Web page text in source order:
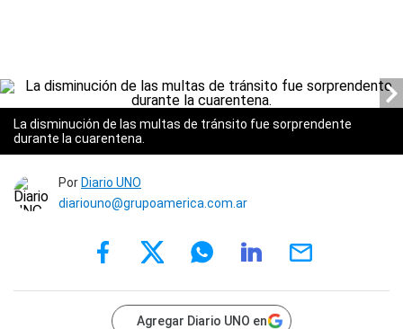
La disminución de las multas de tránsito fue sorprendente
durante la cuarentena.
Por Diario UNO
diariouno@grupoamerica.com.ar
Agregar Diario UNO en